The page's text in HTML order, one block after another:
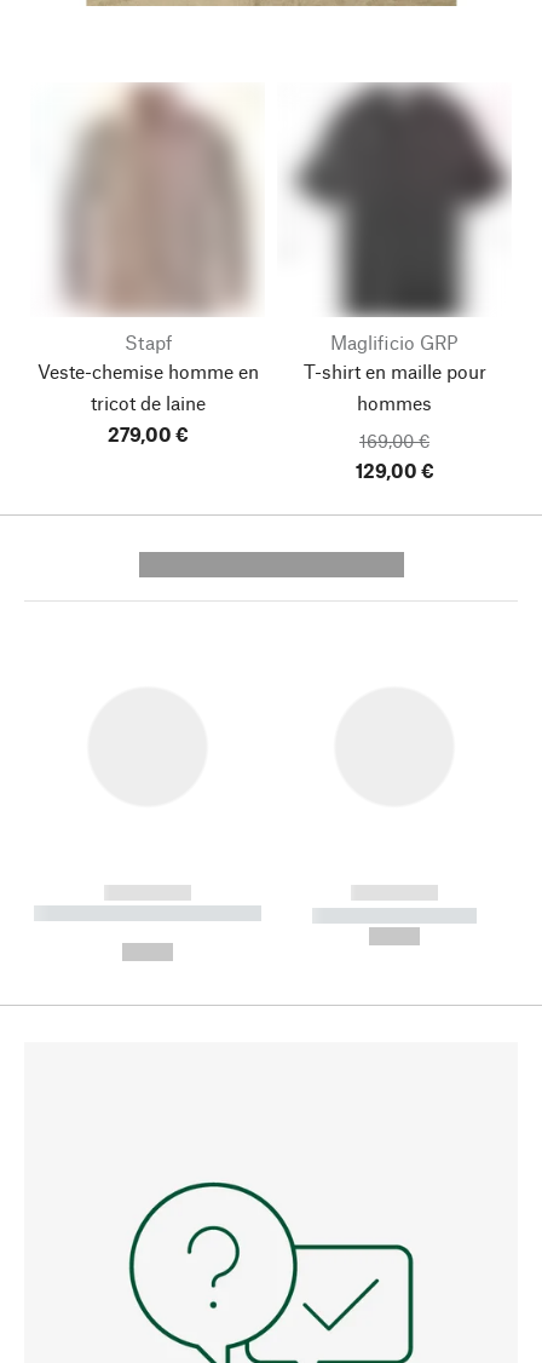
Stapf
Veste-chemise homme en
tricot de laine
279,00 €
Maglificio GRP
T-shirt en maille pour
hommes
169,00 €
129,00 €
------------
----------- ----------- --------
------------
----------- -----------